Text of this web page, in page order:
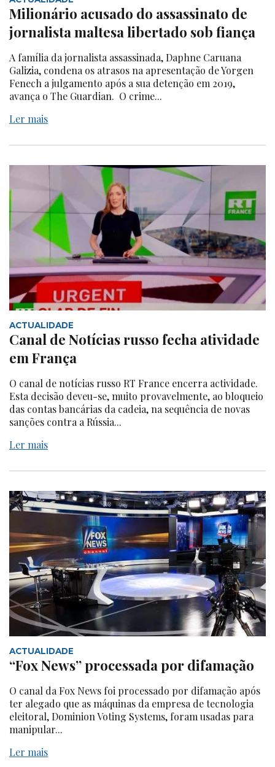
Milionário acusado do assassinato de
jornalista maltesa libertado sob fiança
A família da jornalista assassinada, Daphne Caruana
Galizia, condena os atrasos na apresentação de Yorgen
Fenech a julgamento após a sua detenção em 2019,
avança o The Guardian. O crime...
Ler mais
ACTUALIDADE
Canal de Notícias russo fecha atividade
em França
O canal de notícias russo RT France encerra actividade.
Esta decisão deveu-se, muito provavelmente, ao bloqueio
das contas bancárias da cadeia, na sequência de novas
sanções contra a Rússia...
Ler mais
ACTUALIDADE
“Fox News” processada por difamação
O canal da Fox News foi processado por difamação após
ter alegado que as máquinas da empresa de tecnologia
eleitoral, Dominion Voting Systems, foram usadas para
manipular...
Ler mais